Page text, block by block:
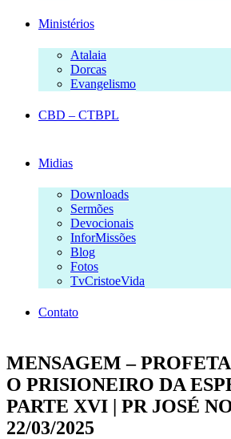
Ministérios
Atalaia
Dorcas
Evangelismo
CBD – CTBPL
Midias
Downloads
Sermões
Devocionais
InforMissões
Blog
Fotos
TvCristoeVida
Contato
MENSAGEM –
O PRISIONEIRO DA
PARTE XVI | PR JOSÉ
22/03/2025